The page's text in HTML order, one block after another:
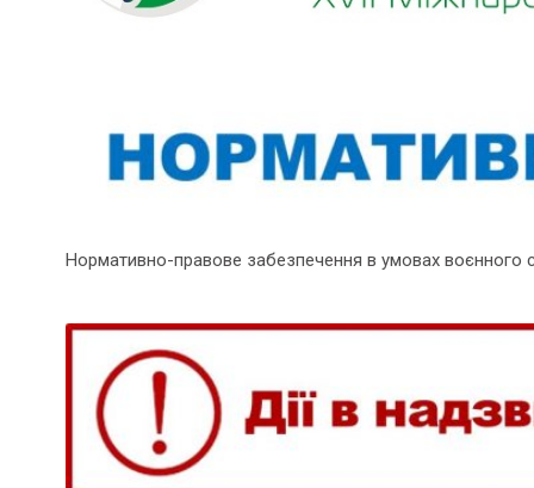
Нормативно-правове забезпечення в умовах воєнного